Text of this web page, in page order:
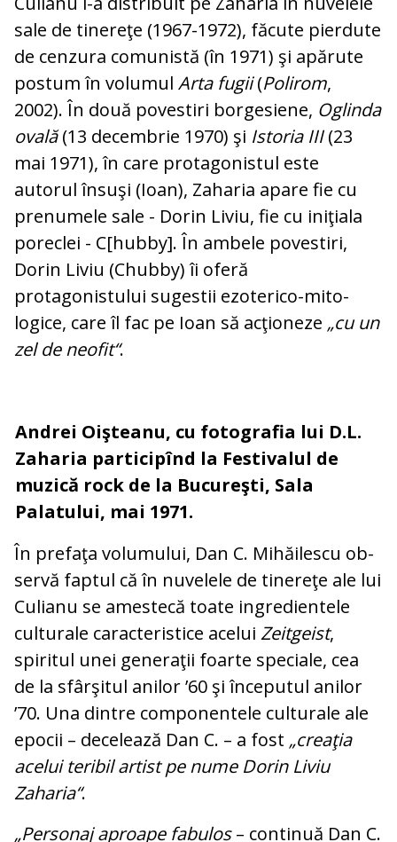
sale de tinereţe (1967-1972), fă­cu­te pierdute
de cenzura comunistă (în 1971) şi apărute
postum în volumul Arta fugii(Polirom,
2002). În două povestiri bor­ge­siene, Oglinda
ovală(13 decembrie 1970) şi Istoria III(23
mai 1971), în care pro­ta­gonistul este
autorul însuşi (Ioan), Zaharia apare fie cu
prenumele sale - Dorin Liviu, fie cu iniţiala
poreclei - C[hubby]. În am­bele povestiri,
Dorin Liviu (Chubby) îi ofe­ră
protagonistului sugestii ezoterico-mi­to­
logice, care îl fac pe Ioan să acţioneze „cu un
zel de neofit“.
Andrei Oişteanu, cu fotografia lui D.L.
Zaharia participînd la Festivalul de
muzică rock de la Bucureşti, Sala
Palatului, mai 1971.
În prefaţa volumului, Dan C. Mihăilescu ob­
servă faptul că în nuvelele de tinereţe ale lui
Culianu se amestecă toate in­gre­di­entele
culturale caracteristice acelui Zeit­geist,
spiritul unei generaţii foarte spe­ciale, cea
de la sfârşitul anilor ’60 şi în­ce­putul anilor
’70. Una dintre componentele culturale ale
epocii – decelează Dan C. – a fost „creaţia
acelui teribil artist pe nume Dorin Liviu
Zaharia“.
„Personaj aproape fabulos– continuă Dan C.